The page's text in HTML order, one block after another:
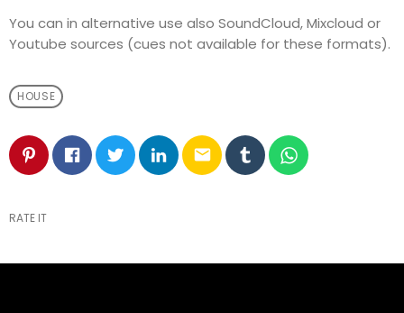
You can in alternative use also SoundCloud, Mixcloud or
Youtube sources (cues not available for these formats).
HOUSE
email
RATE IT